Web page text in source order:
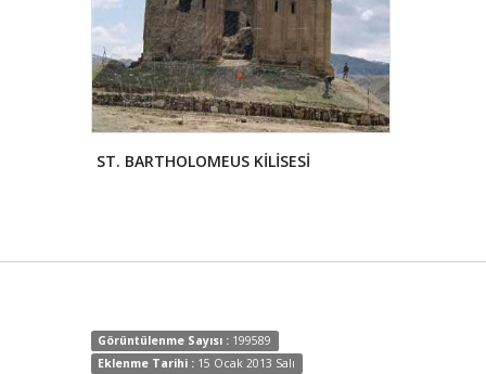
ST. BARTHOLOMEUS KİLİSESİ
Görüntülenme Sayısı : 199589
Eklenme Tarihi : 15 Ocak 2013 Salı